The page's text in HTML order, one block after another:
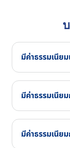
มีค่าธรรมเนีย
มีค่าธรรมเนีย
มีค่าธรรมเนีย